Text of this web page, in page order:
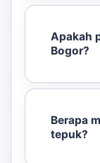
Apakah
Bogor?
Berapa
tepuk?